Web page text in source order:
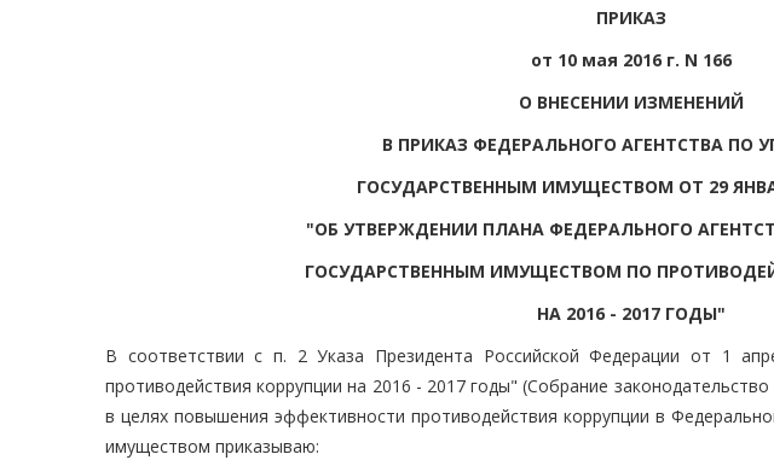
ПРИКАЗ
от 10 мая 2016 г. N 166
О ВНЕСЕНИИ ИЗМЕНЕНИЙ
В ПРИКАЗ ФЕДЕРАЛЬНОГО АГЕНТСТВА ПО
ГОСУДАРСТВЕННЫМ ИМУЩЕСТВОМ ОТ 29
"ОБ УТВЕРЖДЕНИИ ПЛАНА ФЕДЕРАЛЬНОГО
ГОСУДАРСТВЕННЫМ ИМУЩЕСТВОМ ПО
НА 2016 - 2017 ГОДЫ"
В соответствии с п. 2 Указа Президента Российской Федерации от 1
противодействия коррупции на 2016 - 2017 годы" (Собрание
в целях повышения эффективности противодействия коррупции в
имуществом приказываю: